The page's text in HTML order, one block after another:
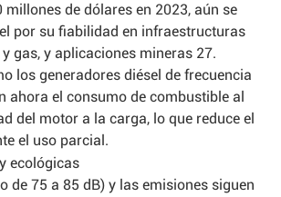
de dólares en 2023, aún se
por su fiabilidad en infraestructuras
gas, y aplicaciones mineras 27.
los generadores diésel de frecuencia
ahora el consumo de combustible al
del motor a la carga, lo que reduce el
el uso parcial.
ecológicas
de 75 a 85 dB) y las emisiones siguen